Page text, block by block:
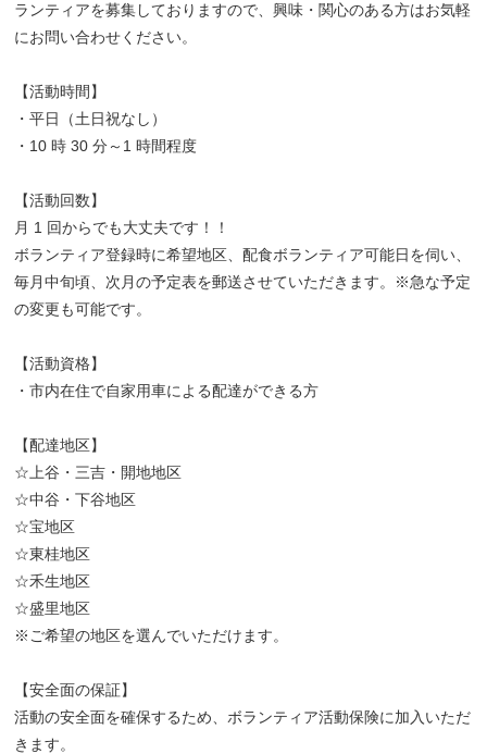
ランティアを募集しておりますので、興味・関心のある方はお気軽
にお問い合わせください。
【活動時間】
・平日（土日祝なし）
・10 時 30 分～1 時間程度
【活動回数】
月 1 回からでも大丈夫です！！
ボランティア登録時に希望地区、配食ボランティア可能日を伺い、
毎月中旬頃、次月の予定表を郵送させていただきます。※急な予定
の変更も可能です。
【活動資格】
・市内在住で自家用車による配達ができる方
【配達地区】
☆上谷・三吉・開地地区
☆中谷・下谷地区
☆宝地区
☆東桂地区
☆禾生地区
☆盛里地区
※ご希望の地区を選んでいただけます。
【安全面の保証】
活動の安全面を確保するため、ボランティア活動保険に加入いただ
きます。